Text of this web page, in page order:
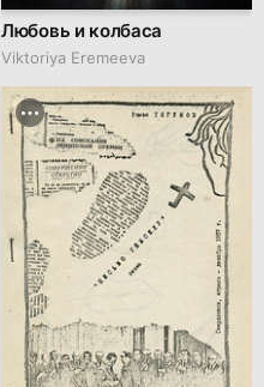
Любовь и колбаса
Viktoriya Eremeeva